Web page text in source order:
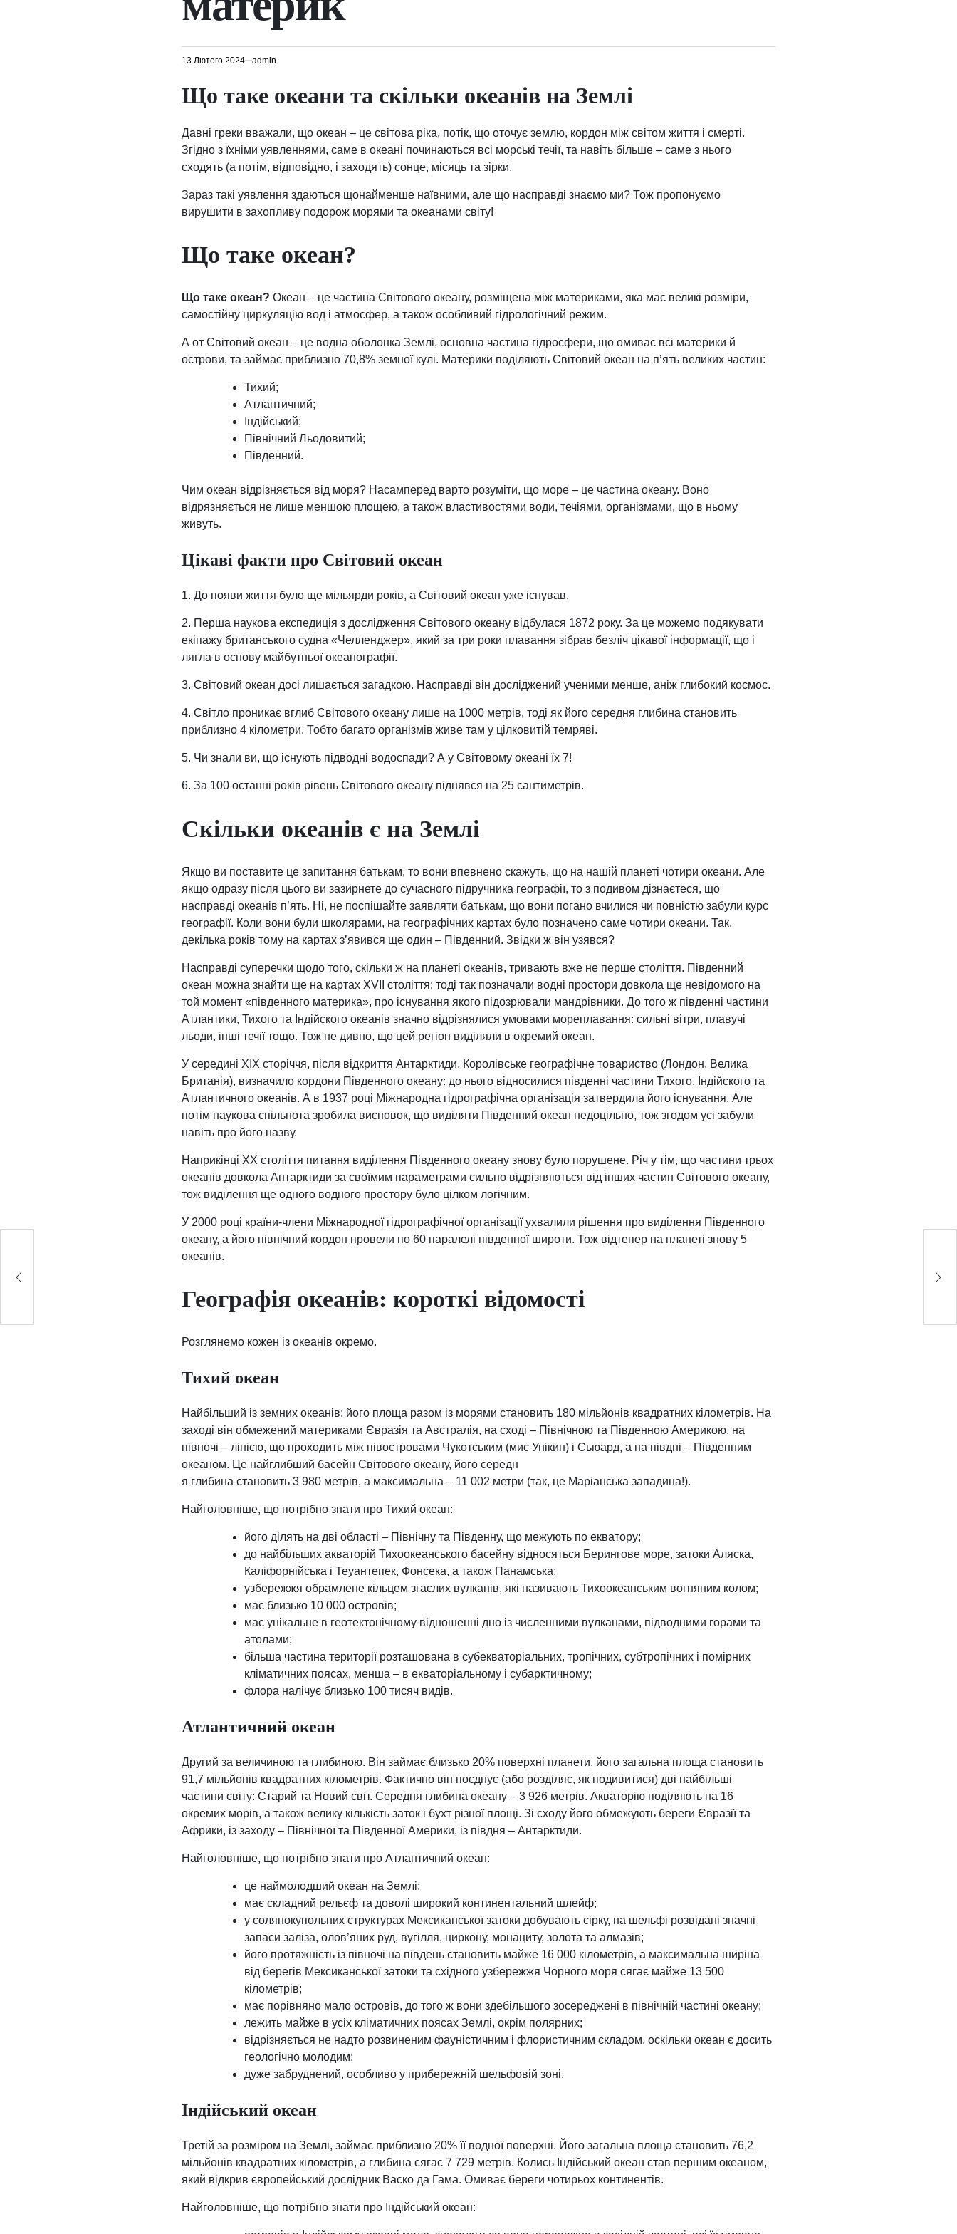
13 Лютого 2024 admin
Що таке океани та скільки океанів на Землі
Давні греки вважали, що океан – це світова ріка, потік, що оточує землю, кордон між світом життя і смерті.
Згідно з їхніми уявленнями, саме в океані починаються всі морські течії, та навіть більше – саме з нього
сходять (а потім, відповідно, і заходять) сонце, місяць та зірки.
Зараз такі уявлення здаються щонайменше наївними, але що насправді знаємо ми? Тож пропонуємо
вирушити в захопливу подорож морями та океанами світу!
Що таке океан?
Що таке океан? Океан – це частина Світового океану, розміщена між материками, яка має великі розміри,
самостійну циркуляцію вод і атмосфер, а також особливий гідрологічний режим.
А от Світовий океан – це водна оболонка Землі, основна частина гідросфери, що омиває всі материки й
острови, та займає приблизно 70,8% земної кулі. Материки поділяють Світовий океан на п’ять великих частин:
Тихий;
Атлантичний;
Індійський;
Північний Льодовитий;
Південний.
Чим океан відрізняється від моря? Насамперед варто розуміти, що море – це частина океану. Воно
відрязняється не лише меншою площею, а також властивостями води, течіями, організмами, що в ньому
живуть.
Цікаві факти про Світовий океан
1. До появи життя було ще мільярди років, а Світовий океан уже існував.
2. Перша наукова експедиція з дослідження Світового океану відбулася 1872 року. За це можемо подякувати
екіпажу британського судна «Челленджер», який за три роки плавання зібрав безліч цікавої інформації, що і
лягла в основу майбутньої океанографії.
3. Світовий океан досі лишається загадкою. Насправді він досліджений ученими менше, аніж глибокий космос.
4. Світло проникає вглиб Світового океану лише на 1000 метрів, тоді як його середня глибина становить
приблизно 4 кілометри. Тобто багато організмів живе там у цілковитій темряві.
5. Чи знали ви, що існують підводні водоспади? А у Світовому океані їх 7!
6. За 100 останні років рівень Світового океану піднявся на 25 сантиметрів.
Скільки океанів є на Землі
Якщо ви поставите це запитання батькам, то вони впевнено скажуть, що на нашій планеті чотири океани. Але
якщо одразу після цього ви зазирнете до сучасного підручника географії, то з подивом дізнаєтеся, що
насправді океанів п’ять. Ні, не поспішайте заявляти батькам, що вони погано вчилися чи повністю забули курс
географії. Коли вони були школярами, на географічних картах було позначено саме чотири океани. Так,
декілька років тому на картах з’явився ще один – Південний. Звідки ж він узявся?
Насправді суперечки щодо того, скільки ж на планеті океанів, тривають вже не перше століття. Південний
океан можна знайти ще на картах XVII століття: тоді так позначали водні простори довкола ще невідомого на
той момент «південного материка», про існування якого підозрювали мандрівники. До того ж південні частини
Атлантики, Тихого та Індійского океанів значно відрізнялися умовами мореплавання: сильні вітри, плавучі
льоди, інші течії тощо. Тож не дивно, що цей регіон виділяли в окремий океан.
У середині ХІХ сторіччя, після відкриття Антарктиди, Королівське географічне товариство (Лондон, Велика
Британія), визначило кордони Південного океану: до нього відносилися південні частини Тихого, Індійского та
Атлантичного океанів. А в 1937 році Міжнародна гідрографічна організація затвердила його існування. Але
потім наукова спільнота зробила висновок, що виділяти Південний океан недоцільно, тож згодом усі забули
навіть про його назву.
Наприкінці ХХ століття питання виділення Південного океану знову було порушене. Річ у тім, що частини трьох
океанів довкола Антарктиди за своїмим параметрами сильно відрізняються від інших частин Світового океану,
тож виділення ще одного водного простору було цілком логічним.
У 2000 році країни-члени Міжнародної гідрографічної організації ухвалили рішення про виділення Південного
океану, а його північний кордон провели по 60 паралелі південної широти. Тож відтепер на планеті знову 5
океанів.
Географія океанів: короткі відомості
Розглянемо кожен із океанів окремо.
Тихий океан
Найбільший із земних океанів: його площа разом із морями становить 180 мільйонів квадратних кілометрів. На
заході він обмежений материками Євразія та Австралія, на сході – Північною та Південною Америкою, на
півночі – лінією, що проходить між півостровами Чукотським (мис Унікин) і Сьюард, а на півдні – Південним
океаном. Це найглибший басейн Світового океану, його середн
я глибина становить 3 980 метрів, а максимальна – 11 002 метри (так, це Маріанська западина!).
Найголовніше, що потрібно знати про Тихий океан:
його ділять на дві області – Північну та Південну, що межують по екватору;
до найбільших акваторій Тихоокеанського басейну відносяться Берингове море, затоки Аляска,
Каліфорнійська і Теуантепек, Фонсека, а також Панамська;
узбережжя обрамлене кільцем згаслих вулканів, які називають Тихоокеанським вогняним колом;
має близько 10 000 островів;
має унікальне в геотектонічному відношенні дно із численними вулканами, підводними горами та
атолами;
більша частина території розташована в субекваторіальних, тропічних, субтропічних і помірних
кліматичних поясах, менша – в екваторіальному і субарктичному;
флора налічує близько 100 тисяч видів.
Атлантичний океан
Другий за величиною та глибиною. Він займає близько 20% поверхні планети, його загальна площа становить
91,7 мільйонів квадратних кілометрів. Фактично він поєднує (або розділяє, як подивитися) дві найбільші
частини світу: Старий та Новий світ. Середня глибина океану – 3 926 метрів. Акваторію поділяють на 16
окремих морів, а також велику кількість заток і бухт різної площі. Зі сходу його обмежують береги Євразії та
Африки, із заходу – Північної та Південної Америки, із півдня – Антарктиди.
Найголовніше, що потрібно знати про Атлантичний океан:
це наймолодший океан на Землі;
має складний рельєф та доволі широкий континентальний шлейф;
у солянокупольних структурах Мексиканської затоки добувають сірку, на шельфі розвідані значні
запаси заліза, олов’яних руд, вугілля, циркону, монациту, золота та алмазів;
його протяжність із півночі на південь становить майже 16 000 кілометрів, а максимальна ширіна
від берегів Мексиканської затоки та східного узбережжя Чорного моря сягає майже 13 500
кілометрів;
має порівняно мало островів, до того ж вони здебільшого зосереджені в північній частині океану;
лежить майже в усіх кліматичних поясах Землі, окрім полярних;
відрізняється не надто розвиненим фауністичним і флористичним складом, оскільки океан є досить
геологічно молодим;
дуже забруднений, особливо у прибережній шельфовій зоні.
Індійський океан
Третій за розміром на Землі, займає приблизно 20% її водної поверхні. Його загальна площа становить 76,2
мільйонів квадратних кілометрів, а глибина сягає 7 729 метрів. Колись Індійський океан став першим океаном,
який відкрив європейський дослідник Васко да Гама. Омиває береги чотирьох континентів.
Найголовніше, що потрібно знати про Індійський океан: